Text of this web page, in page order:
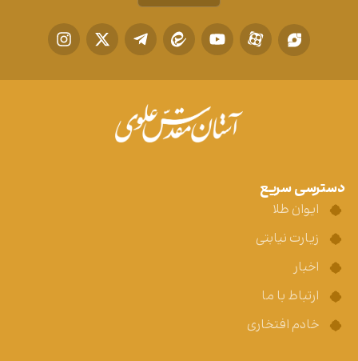
دسترسی سریع
ایوان طلا
زیارت نیابتی
اخبار
ارتباط با ما
خادم افتخاری